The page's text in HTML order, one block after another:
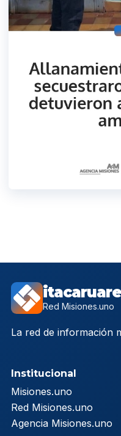
Red Misiones.uno
La red de información
Institucional
Misiones.uno
Red Misiones.uno
Agencia Misiones.uno